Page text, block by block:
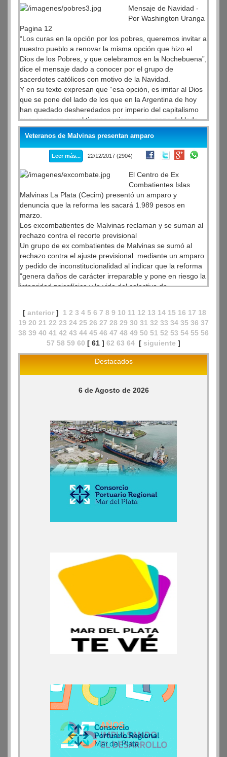
Mensaje de Navidad -
Por Washington Uranga
Pagina 12
“Los curas en la opción por los pobres, queremos invitar a
nuestro pueblo a renovar la misma opción que hizo el
Dios de los Pobres, y que celebramos en la Nochebuena”,
dice el mensaje dado a conocer por el grupo de
sacerdotes católicos con motivo de la Navidad.
Y en su texto expresan que “esa opción, es imitar al Dios
que se pone del lado de los que en la Argentina de hoy
han quedado desheredados por imperio del capitalismo
que, como en aquel tiempo y siempre, se pone del lado
de los poderosos”.
Veteranos de Malvinas presentan amparo
Leer más... 22/12/2017 (2904)
El Centro de Ex
Combatientes Islas
Malvinas La Plata (Cecim) presentó un amparo y
denuncia que la reforma les sacará 1.989 pesos en
marzo.
Los excombatientes de Malvinas reclaman y se suman al
rechazo contra el recorte previsional
Un grupo de ex combatientes de Malvinas se sumó al
rechazo contra el ajuste previsional mediante un amparo
y pedido de inconstitucionalidad al indicar que la reforma
"genera daños de carácter irreparable y pone en riesgo la
integridad psicofísica y la vida del colectivo de
[ anterior ] 1 2 3 4 5 6 7 8 9 10 11 12 13 14 15 16 17 18
19 20 21 22 23 24 25 26 27 28 29 30 31 32 33 34 35 36 37
38 39 40 41 42 43 44 45 46 47 48 49 50 51 52 53 54 55 56
57 58 59 60 [ 61 ] 62 63 64 [ siguiente ]
Destacados
6 de Agosto de 2026